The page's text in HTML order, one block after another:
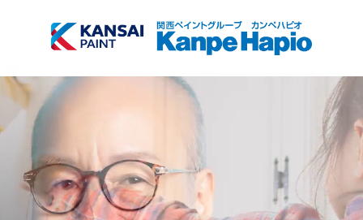
TOP
商品検索
会社情報